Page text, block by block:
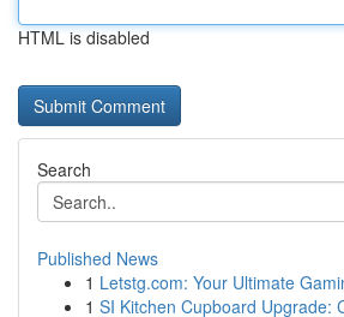
HTML is disabled
Search
Published News
1 Letstg.com: Your Ultimate
1 SI Kitchen Cupboard Upgrade: